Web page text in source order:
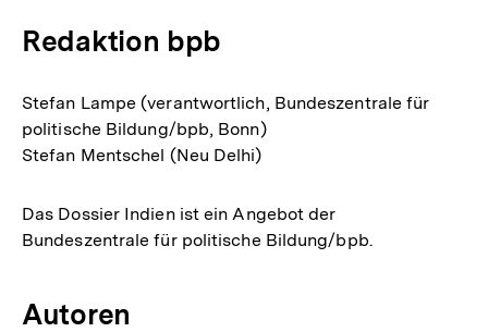
Redaktion bpb
Stefan Lampe (verantwortlich, Bundeszentrale für
politische Bildung/bpb, Bonn)
Stefan Mentschel (Neu Delhi)
Das Dossier Indien ist ein Angebot der
Bundeszentrale für politische Bildung/bpb.
Autoren